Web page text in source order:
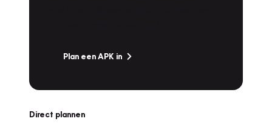
Plan een APK in
Direct plannen